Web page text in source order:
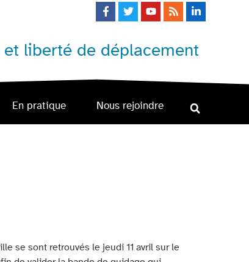
liberté de déplacement
En pratique Nous rejoindre
se sont retrouvés le jeudi 11 avril sur le